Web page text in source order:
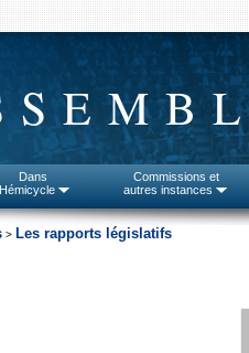
Dans
Commissions et
autres instances
> Les rapports législatifs